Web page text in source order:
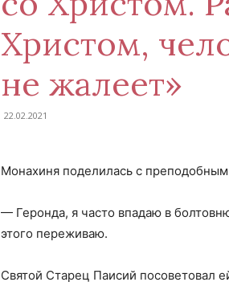
Христом,
не жалеет»
22.02.2021
Монахиня поделилась с
— Геронда, я часто впадаю в
этого переживаю.
Святой Старец Паисий посоветовал